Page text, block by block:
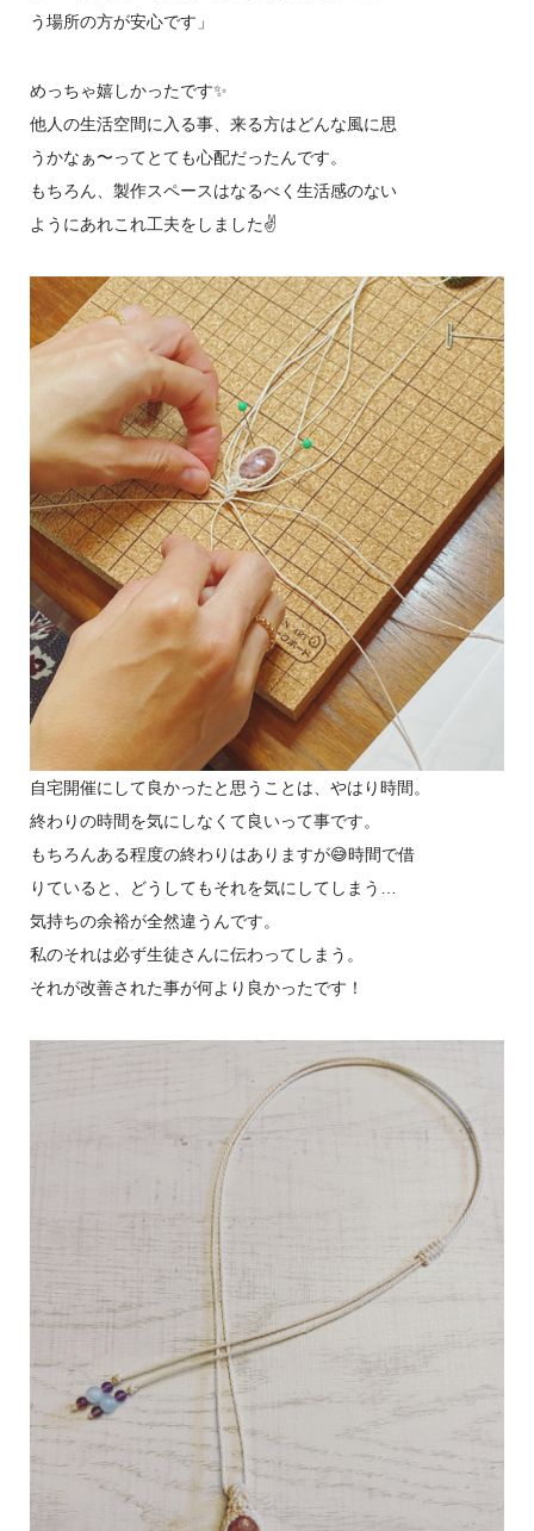
う場所の方が安心です」
めっちゃ嬉しかったです✨
他人の生活空間に入る事、来る方はどんな風に思
うかなぁ〜ってとても心配だったんです。
もちろん、製作スペースはなるべく生活感のない
ようにあれこれ工夫をしました✌️
自宅開催にして良かったと思うことは、やはり時間。
終わりの時間を気にしなくて良いって事です。
もちろんある程度の終わりはありますが😅時間で借
りていると、どうしてもそれを気にしてしまう…
気持ちの余裕が全然違うんです。
私のそれは必ず生徒さんに伝わってしまう。
それが改善された事が何より良かったです！